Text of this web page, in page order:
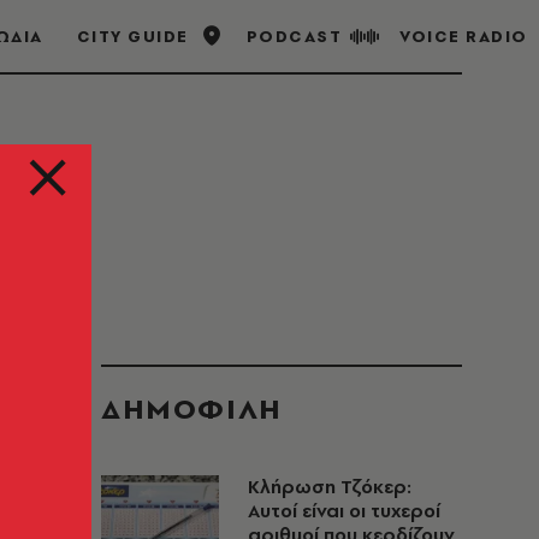
CITY GUIDE PODCAST VOICE RADIO
ΔΗΜΟΦΙΛΗ
Κλήρωση Τζόκερ:
Αυτοί είναι οι τυχεροί